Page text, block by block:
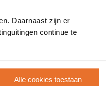
Daarnaast zijn er
continue te
Alle cookies toestaan